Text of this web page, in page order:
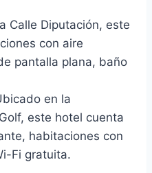
Calle Diputación, este
con aire
pantalla plana, baño
en la
este hotel cuenta
habitaciones con
Fi gratuita.